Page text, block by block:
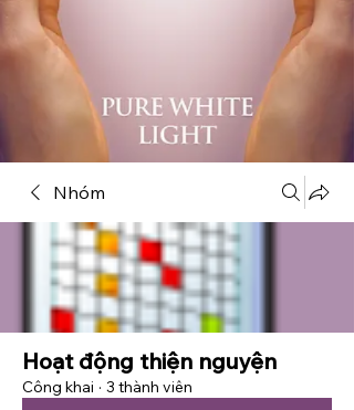
Nhóm
Hoạt động thiện nguyện
Công khai · 3 thành viên